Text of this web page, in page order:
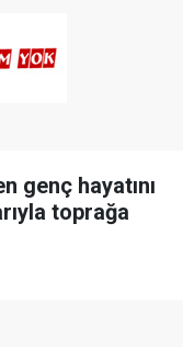
genç hayatını
toprağa